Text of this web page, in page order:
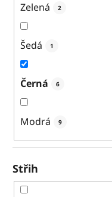
Zelená 2
Šedá 1
Černá 6
Modrá 9
Střih